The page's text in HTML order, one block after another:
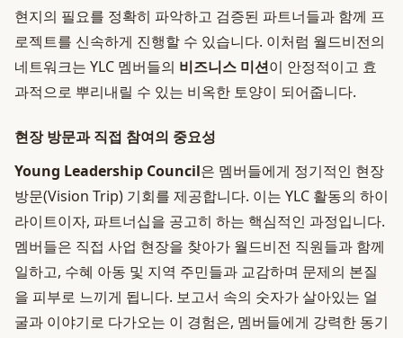
현지의 필요를 정확히 파악하고 검증된 파트너들과 함께 프
로젝트를 신속하게 진행할 수 있습니다. 이처럼 월드비전의
네트워크는 YLC 멤버들의 비즈니스 미션이 안정적이고 효
과적으로 뿌리내릴 수 있는 비옥한 토양이 되어줍니다.
현장 방문과 직접 참여의 중요성
Young Leadership Council은 멤버들에게 정기적인 현장
방문(Vision Trip) 기회를 제공합니다. 이는 YLC 활동의 하이
라이트이자, 파트너십을 공고히 하는 핵심적인 과정입니다.
멤버들은 직접 사업 현장을 찾아가 월드비전 직원들과 함께
일하고, 수혜 아동 및 지역 주민들과 교감하며 문제의 본질
을 피부로 느끼게 됩니다. 보고서 속의 숫자가 살아있는 얼
굴과 이야기로 다가오는 이 경험은, 멤버들에게 강력한 동기